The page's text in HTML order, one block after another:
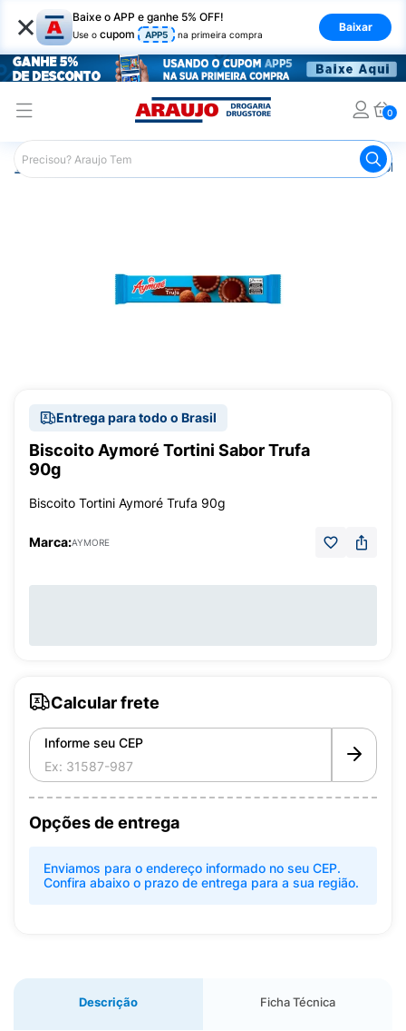
× Baixe o APP e ganhe 5% OFF!
Use o cupom APP5 na primeira compra
Baixar
0
Araujo Mercado Biscoito e
Entrega para todo o Brasil
Biscoito Aymoré Tortini Sabor Trufa
90g
Biscoito Tortini Aymoré Trufa 90g
Marca:AYMORE
Calcular frete
Informe seu CEP
Opções de entrega
Enviamos para o endereço informado no seu CEP.
Confira abaixo o prazo de entrega para a sua região.
Descrição Ficha Técnica